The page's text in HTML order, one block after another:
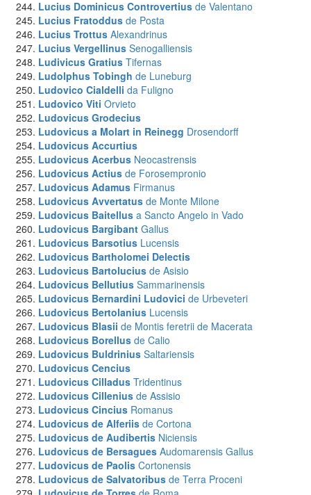
Lucius Dominicus Controvertius de Valentano
Lucius Fratoddus de Posta
Lucius Trottus Alexandrinus
Lucius Vergellinus Senogalliensis
Ludivicus Gratius Tifernas
Ludolphus Tobingh de Luneburg
Ludovico Cialdelli da Fuligno
Ludovico Viti Orvieto
Ludovicus Grodecius
Ludovicus a Molart in Reinegg Drosendorff
Ludovicus Accurtius
Ludovicus Acerbus Neocastrensis
Ludovicus Actius de Forosempronio
Ludovicus Adamus Firmanus
Ludovicus Avvertatus de Monte Milone
Ludovicus Baitellus a Sancto Angelo in Vado
Ludovicus Bargibant Gallus
Ludovicus Barsotius Lucensis
Ludovicus Bartholomei Delectis
Ludovicus Bartolucius de Asisio
Ludovicus Bellutius Sammarinensis
Ludovicus Bernardini Ludovici de Urbeveteri
Ludovicus Bertolanius Lucensis
Ludovicus Blasii de Montis feretrii de Macerata
Ludovicus Borellus de Calio
Ludovicus Buldrinius Saltariensis
Ludovicus Cencius
Ludovicus Cilladus Tridentinus
Ludovicus Cillenius de Assisio
Ludovicus Cincius Romanus
Ludovicus de Alferiis de Cortona
Ludovicus de Audibertis Niciensis
Ludovicus de Bersagues Audomarensis Gallus
Ludovicus de Paolis Cortonensis
Ludovicus de Salvatoribus de Terra Proceni